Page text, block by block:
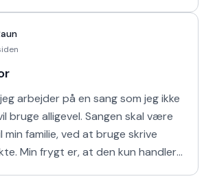
arbejder på en sang som jeg ikke
bruge alligevel. Sangen skal være
familie, ved at bruge skrive
Min frygt er, at den kun handler